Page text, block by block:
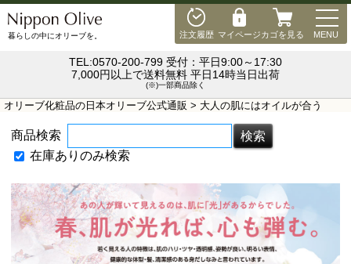
注文履歴 マイページカゴを見る MENU
暮らしの中にオリーブを。
TEL:0570-200-799 受付：平日9:00～17:30
7,000円以上で送料無料 平日14時当日出荷
(※)一部商品除く
オリーブ化粧品の日本オリーブ公式通販 > 大人の肌にはオイルが合う
商品検索
在庫ありのみ検索